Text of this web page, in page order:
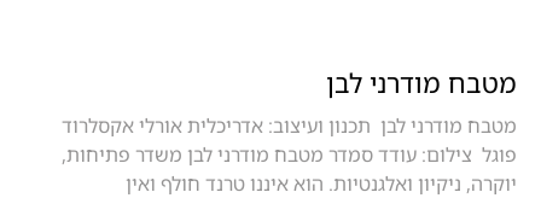
מטבח מודרני לבן
מטבח מודרני לבן תכנון ועיצוב: אדריכלית אורלי אקסלרוד
פוגל צילום: עודד סמדר מטבח מודרני לבן משדר פתיחות,
יוקרה, ניקיון ואלגנטיות. הוא איננו טרנד חולף ואין